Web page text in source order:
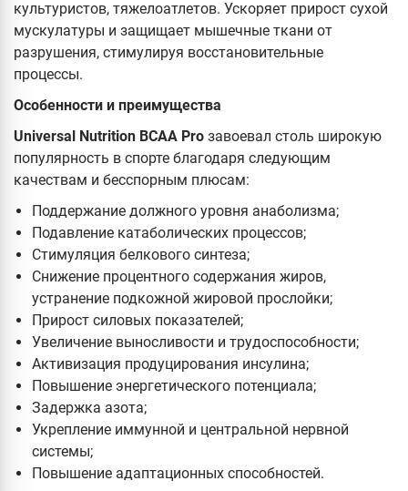
культуристов, тяжелоатлетов. Ускоряет прирост сухой
мускулатуры и защищает мышечные ткани от
разрушения, стимулируя восстановительные
процессы.
Особенности и преимущества
Universal Nutrition BCAA Pro завоевал столь широкую
популярность в спорте благодаря следующим
качествам и бесспорным плюсам:
Поддержание должного уровня анаболизма;
Подавление катаболических процессов;
Стимуляция белкового синтеза;
Снижение процентного содержания жиров,
устранение подкожной жировой прослойки;
Прирост силовых показателей;
Увеличение выносливости и трудоспособности;
Активизация продуцирования инсулина;
Повышение энергетического потенциала;
Задержка азота;
Укрепление иммунной и центральной нервной
системы;
Повышение адаптационных способностей.